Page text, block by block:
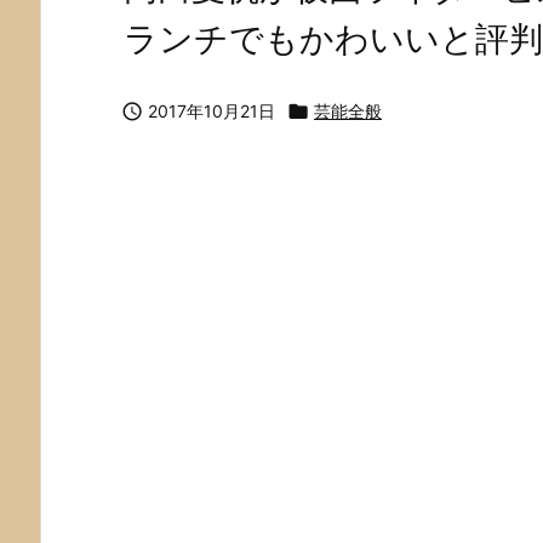
ランチでもかわいいと評
 2017年10月21日  芸能全般